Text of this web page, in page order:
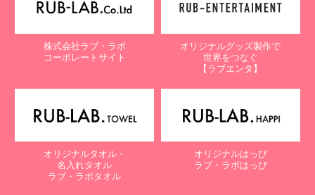
株式会社ラブ・ラボ
コーポレートサイト
オリジナルグッズ製作で
世界をつなぐ
【ラブエンタ】
オリジナルタオル・
名入れタオル
ラブ・ラボタオル
オリジナルはっぴ
ラブ・ラボはっぴ